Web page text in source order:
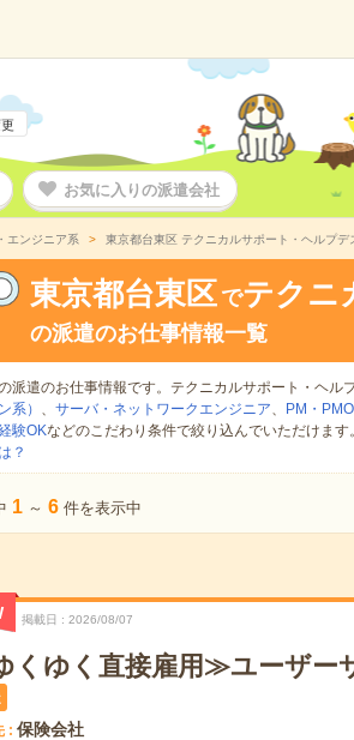
お気に入りの派遣会社
エンジニア系 東京都台東区 テクニカルサポート・ヘルプデ
東京都台東区 でテクニ
の派遣のお仕事情報一覧
派遣のお仕事情報です。テクニカルサポート・ヘル
系） 、 サーバ・ネットワークエンジニア、 PM・PMO
験OKなどのこだわり条件で絞り込んでいただけます
？
1 ～ 6 件を表示中
掲載日 2026/08/07
ゆく直接雇用≫ユーザー
保険会社